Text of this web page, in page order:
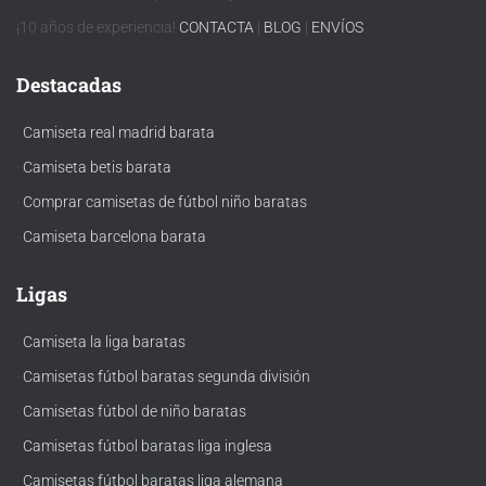
¡10 años de experiencia! CONTACTA | BLOG | ENVÍOS
Destacadas
· Camiseta real madrid barata
· Camiseta betis barata
· Comprar camisetas de fútbol niño baratas
· Camiseta barcelona barata
Ligas
· Camiseta la liga baratas
· Camisetas fútbol baratas segunda división
· Camisetas fútbol de niño baratas
· Camisetas fútbol baratas liga inglesa
· Camisetas fútbol baratas liga alemana